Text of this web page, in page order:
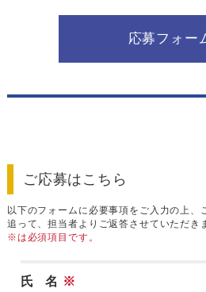
応募フォー
ご応募はこちら
以下のフォームに必要事項をご入力の上、
追って、担当者よりご返答させていただき
※は必須項目です。
氏 名 ※